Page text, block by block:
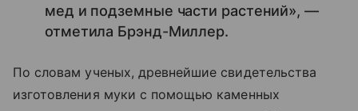
мед и подземные части растений», —
отметила Брэнд-Миллер.
По словам ученых, древнейшие свидетельства
изготовления муки с помощью каменных